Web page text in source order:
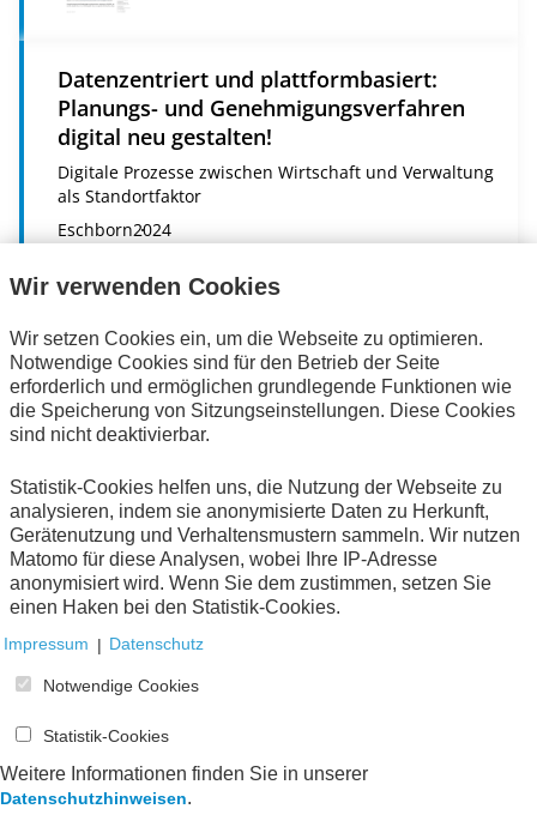
Datenzentriert und plattformbasiert:
Planungs- und Genehmigungsverfahren
digital neu gestalten!
Digitale Prozesse zwischen Wirtschaft und Verwaltung
als Standortfaktor
Eschborn2024
Online-Publikation (
PDF 395 KB)
Projektmanagement in der öffentlichen
Verwaltung
Positionspapier des Arbeitskreises 1.8 "Strategischer
Erfolgsfaktor Projektmanagement"
Eschborn2024
Online-Publikation (
Wir verwenden Cookies
Wir setzen Cookies ein, um die Webseite zu optimieren.
Notwendige Cookies sind für den Betrieb der Seite
erforderlich und ermöglichen grundlegende Funktionen wie
die Speicherung von Sitzungseinstellungen. Diese Cookies
sind nicht deaktivierbar.
Statistik-Cookies helfen uns, die Nutzung der Webseite zu
analysieren, indem sie anonymisierte Daten zu Herkunft,
Gerätenutzung und Verhaltensmustern sammeln. Wir nutzen
Matomo für diese Analysen, wobei Ihre IP-Adresse
anonymisiert wird. Wenn Sie dem zustimmen, setzen Sie
einen Haken bei den Statistik-Cookies.
Impressum | Datenschutz
Notwendige Cookies
Statistik-Cookies
Weitere Informationen finden Sie in unserer
Datenschutzhinweisen.